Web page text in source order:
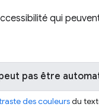
qui
pas être
des couleursdu